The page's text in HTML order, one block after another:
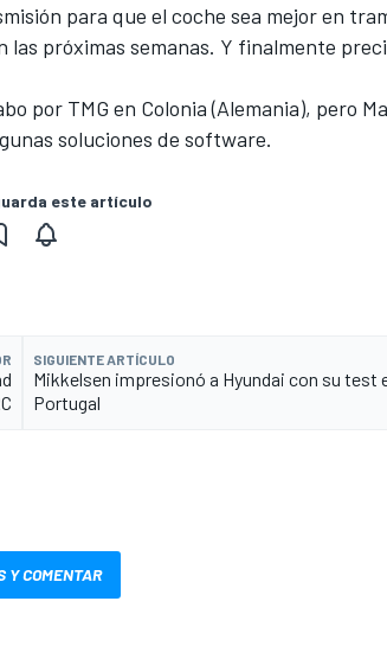
para que el coche sea mejor en
las próximas semanas. Y finalmente
por TMG en Colonia (Alemania), pero
soluciones de software.
este artículo
SIGUIENTE ARTÍCULO
Mikkelsen impresionó a Hyundai con su test
Portugal
Y COMENTAR